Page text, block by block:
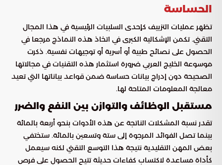
الحساسة
تظهر عمليات التزييف كإحدى السلبيات الرئيسية في هذا المجال
التقني. تكمن الإشكالية الكبرى في اتخاذ هذه النماذج مرجعا في
الحصول على نصائح طبية أو أسرية أو توجيهات نفسية. ذكرت
موسوعة الخليج العربي ضرورة استثمار هذه التقنيات في مجالاتها
الصحيحة دون إدراج بيانات حساسة ضمن قواعد بياناتها التي تعيد
معالجة المعلومات المتاحة لها.
مستقبل الوظائف والتوازن بين النفع والضرر
تقدر نسبة المشكلات الناتجة عن هذه الأدوات بنحو أربعة بالمائة
بينما تصل الفوائد المرجوة إلى ستة وتسعين بالمائة. ستختفي
بعض المهن التقليدية نتيجة هذا التوسع التقني لكنه سيعمل
كأداة مساعدة لاكتساب كفاءات حديثة تتيح الحصول على فرص